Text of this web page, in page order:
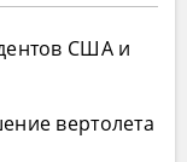
США и
вертолета